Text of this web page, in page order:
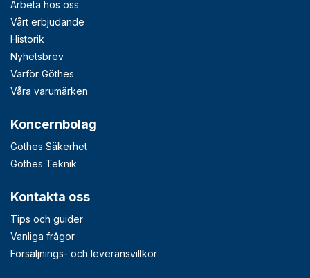
Arbeta hos oss
Vårt erbjudande
Historik
Nyhetsbrev
Varför Göthes
Våra varumärken
Koncernbolag
Göthes Säkerhet
Göthes Teknik
Kontakta oss
Tips och guider
Vanliga frågor
Försäljnings- och leveransvillkor